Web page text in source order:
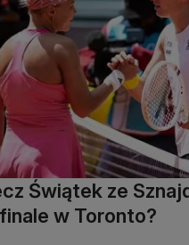
Świątek ze
w Toronto?